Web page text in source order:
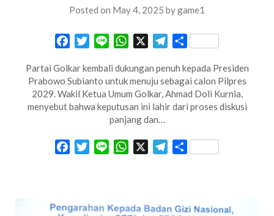
Posted on May 4, 2025 bygame1
FacebookTwitterLine WhatsApp Telegram
Share
Partai Golkar kembali dukungan penuh kepada Presiden
Prabowo Subianto untuk menuju sebagai calon Pilpres
2029. Wakil Ketua Umum Golkar, Ahmad Doli Kurnia,
menyebut bahwa keputusan ini lahir dari proses diskusi
panjang dan…
FacebookTwitterLine WhatsApp Telegram
Share